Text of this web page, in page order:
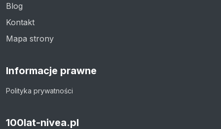
Blog
Kontakt
Mapa strony
Informacje prawne
Polityka prywatności
100lat-nivea.pl